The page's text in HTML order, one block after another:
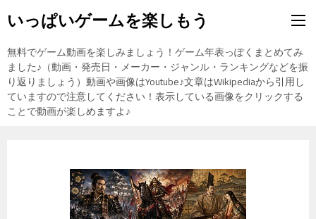
いっぱいゲームを楽しもう
無料でゲーム動画を楽しみましょう！ゲーム年表っぽくまとめてみ
ました♪（動画・発売日・メーカー・ジャンル・ランキングなどを振
り返りましょう）動画や画像はYoutube♪文章はWikipediaから引用し
ていますので注意してください！表示している画像をクリックする
ことで動画が楽しめますよ♪